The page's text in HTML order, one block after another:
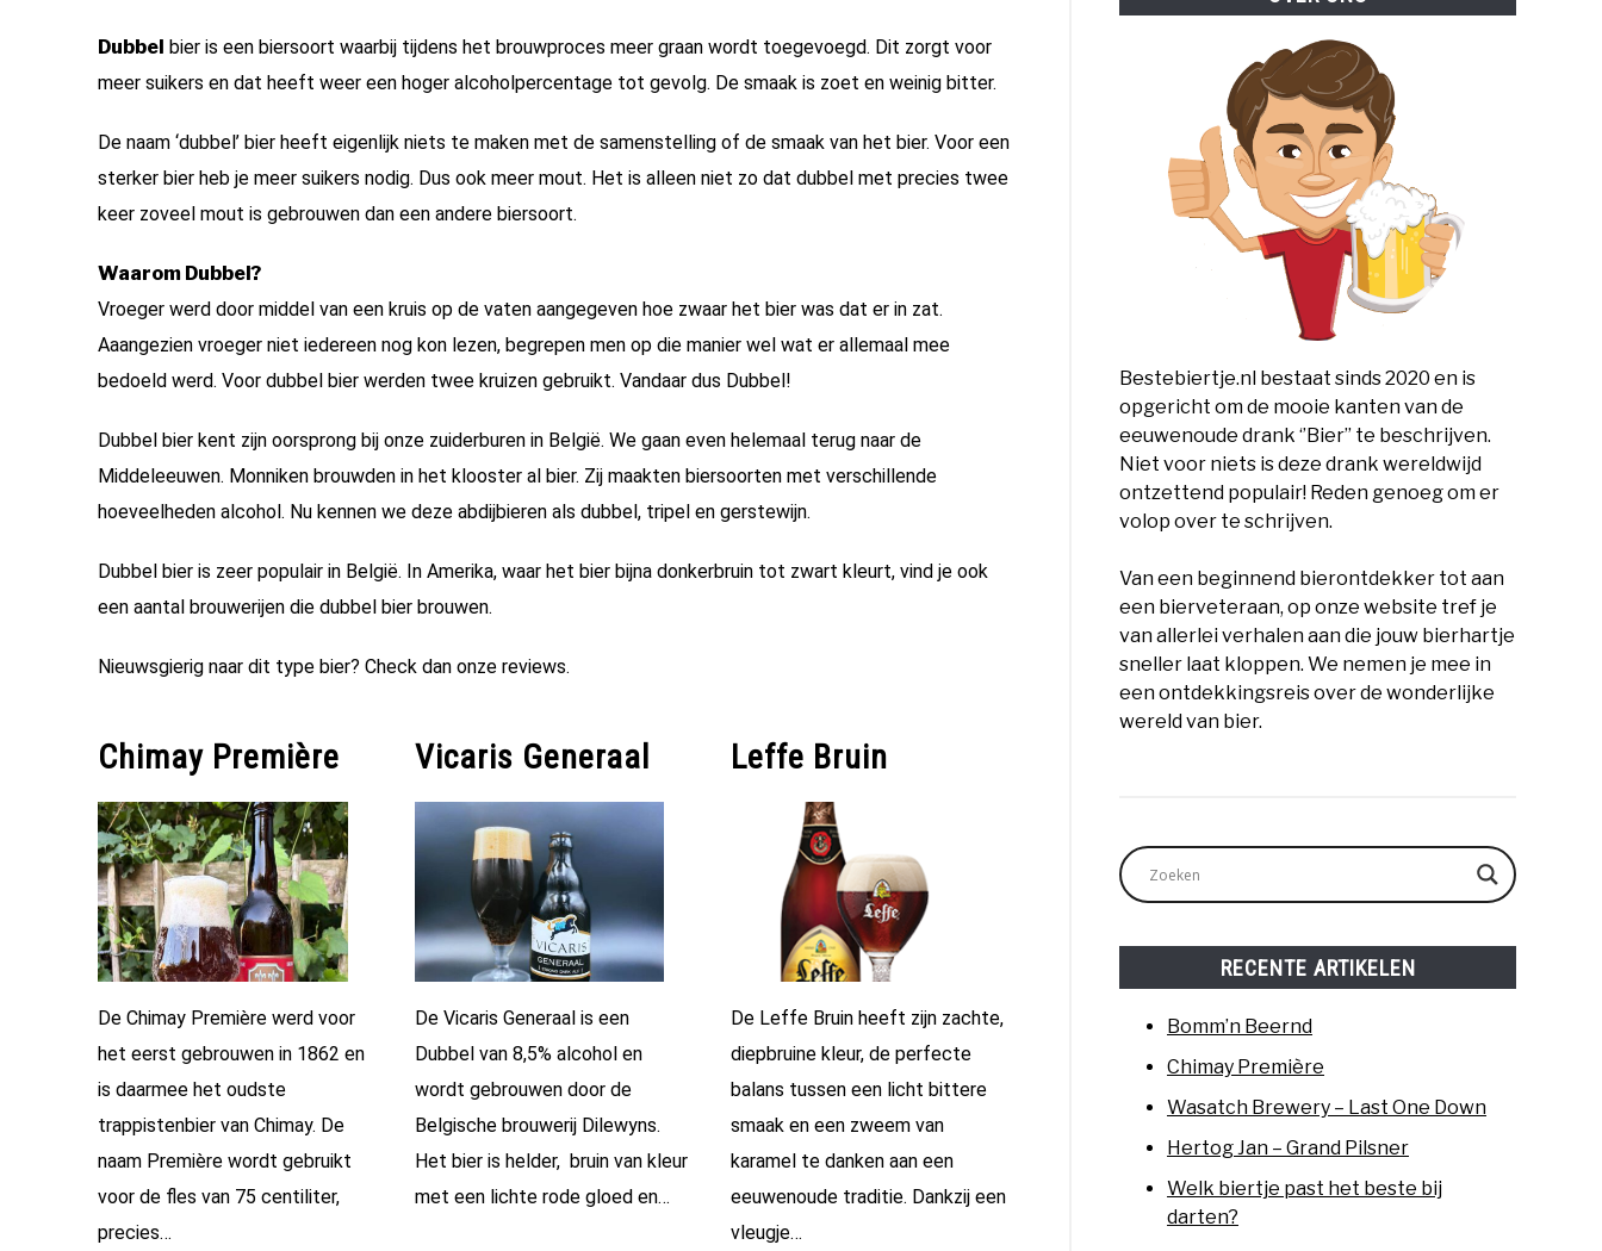
Dubbel bier is een biersoort waarbij tijdens het brouwproces meer graan wordt toegevoegd. Dit zorgt voor
meer suikers en dat heeft weer een hoger alcoholpercentage tot gevolg. De smaak is zoet en weinig bitter.
De naam ‘dubbel’ bier heeft eigenlijk niets te maken met de samenstelling of de smaak van het bier. Voor een
sterker bier heb je meer suikers nodig. Dus ook meer mout. Het is alleen niet zo dat dubbel met precies twee
keer zoveel mout is gebrouwen dan een andere biersoort.
Waarom Dubbel?
Vroeger werd door middel van een kruis op de vaten aangegeven hoe zwaar het bier was dat er in zat.
Aaangezien vroeger niet iedereen nog kon lezen, begrepen men op die manier wel wat er allemaal mee
bedoeld werd. Voor dubbel bier werden twee kruizen gebruikt. Vandaar dus Dubbel!
Dubbel bier kent zijn oorsprong bij onze zuiderburen in België. We gaan even helemaal terug naar de
Middeleeuwen. Monniken brouwden in het klooster al bier. Zij maakten biersoorten met verschillende
hoeveelheden alcohol. Nu kennen we deze abdijbieren als dubbel, tripel en gerstewijn.
Dubbel bier is zeer populair in België. In Amerika, waar het bier bijna donkerbruin tot zwart kleurt, vind je ook
een aantal brouwerijen die dubbel bier brouwen.
Nieuwsgierig naar dit type bier? Check dan onze reviews.
Chimay Première
De Chimay Première werd voor
het eerst gebrouwen in 1862 en
is daarmee het oudste
trappistenbier van Chimay. De
naam Première wordt gebruikt
voor de fles van 75 centiliter,
precies…
Vicaris Generaal
De Vicaris Generaal is een
Dubbel van 8,5% alcohol en
wordt gebrouwen door de
Belgische brouwerij Dilewyns.
Het bier is helder, bruin van kleur
met een lichte rode gloed en…
Leffe Bruin
De Leffe Bruin heeft zijn zachte,
diepbruine kleur, de perfecte
balans tussen een licht bittere
smaak en een zweem van
karamel te danken aan een
eeuwenoude traditie. Dankzij een
vleugje…
Bestebiertje.nl bestaat sinds 2020 en is
opgericht om de mooie kanten van de
eeuwenoude drank ‘’Bier’’ te beschrijven.
Niet voor niets is deze drank wereldwijd
ontzettend populair! Reden genoeg om er
volop over te schrijven.
Van een beginnend bierontdekker tot aan
een bierveteraan, op onze website tref je
van allerlei verhalen aan die jouw bierhartje
sneller laat kloppen. We nemen je mee in
een ontdekkingsreis over de wonderlijke
wereld van bier.
RECENTE ARTIKELEN
Bomm’n Beernd
Chimay Première
Wasatch Brewery – Last One Down
Hertog Jan – Grand Pilsner
Welk biertje past het beste bij
darten?